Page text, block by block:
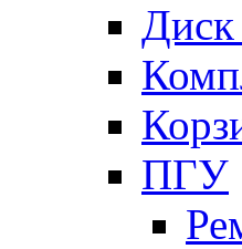
Диск
ПГУ